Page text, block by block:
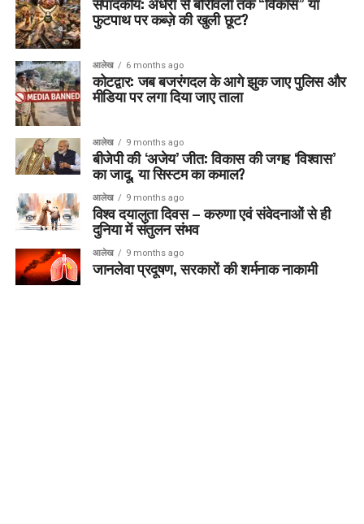
फुटपाथ पर कब्ज़े की खुली छूट?
आलेख 6 months ago
कोटद्वार: जब बजरंगदल के आगे झुक जाए पुलिस और
मीडिया पर लगा दिया जाए ताला
आलेख 9 months ago
बीजेपी की ‘अजेय’ जीत: विकास की जगह ‘विश्वास’
का जादू, या सिस्टम का कमाल?
आलेख 9 months ago
विश्व दयालुता दिवस – करुणा एवं संवेदनाओं से ही
दुनिया में संतुलन संभव
आलेख 9 months ago
जानलेवा प्रदूषण, सरकारों की शर्मनाक नाकामी